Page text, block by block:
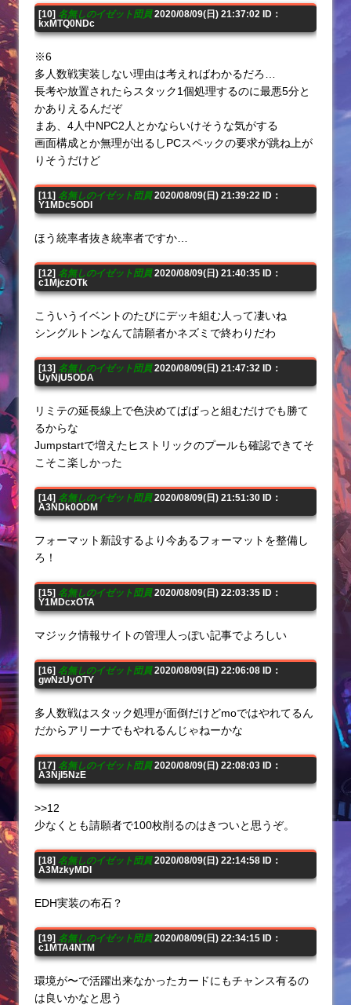
[10] 名無しのイゼット団員2020/08/09(日) 21:37:02 ID：
kxMTQ0NDc
※6
多人数戦実装しない理由は考えればわかるだろ…
長考や放置されたらスタック1個処理するのに最悪5分と
かありえるんだぞ
まあ、4人中NPC2人とかならいけそうな気がする
画面構成とか無理が出るしPCスペックの要求が跳ね上が
りそうだけど
[11] 名無しのイゼット団員2020/08/09(日) 21:39:22 ID：
Y1MDc5ODI
ほう統率者抜き統率者ですか…
[12] 名無しのイゼット団員2020/08/09(日) 21:40:35 ID：
c1MjczOTk
こういうイベントのたびにデッキ組む人って凄いね
シングルトンなんて請願者かネズミで終わりだわ
[13] 名無しのイゼット団員2020/08/09(日) 21:47:32 ID：
UyNjU5ODA
リミテの延長線上で色決めてぱぱっと組むだけでも勝て
るからな
Jumpstartで増えたヒストリックのプールも確認できてそ
こそこ楽しかった
[14] 名無しのイゼット団員2020/08/09(日) 21:51:30 ID：
A3NDk0ODM
フォーマット新設するより今あるフォーマットを整備し
ろ！
[15] 名無しのイゼット団員2020/08/09(日) 22:03:35 ID：
Y1MDcxOTA
マジック情報サイトの管理人っぽい記事でよろしい
[16] 名無しのイゼット団員2020/08/09(日) 22:06:08 ID：
gwNzUyOTY
多人数戦はスタック処理が面倒だけどmoではやれてるん
だからアリーナでもやれるんじゃねーかな
[17] 名無しのイゼット団員2020/08/09(日) 22:08:03 ID：
A3NjI5NzE
>>12
少なくとも請願者で100枚削るのはきついと思うぞ。
[18] 名無しのイゼット団員2020/08/09(日) 22:14:58 ID：
A3MzkyMDI
EDH実装の布石？
[19] 名無しのイゼット団員2020/08/09(日) 22:34:15 ID：
c1MTA4NTM
環境が〜で活躍出来なかったカードにもチャンス有るの
は良いかなと思う